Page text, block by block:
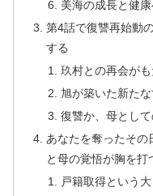
美海の成長と健
第4話で復讐再始動
する
玖村との再会が
旭が築いた新た
復讐か、母とし
あなたを奪ったそ
と母の覚悟が胸を打
戸籍取得という